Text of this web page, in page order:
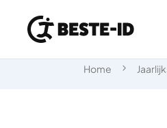
Ga naar inhoud
Home